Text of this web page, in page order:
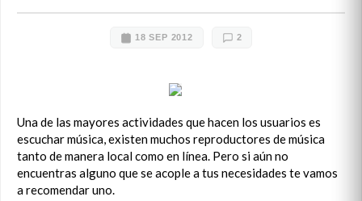
18 SEP 2012 2
Una de las mayores actividades que hacen los usuarios es
escuchar música, existen muchos reproductores de música
tanto de manera local como en línea. Pero si aún no
encuentras alguno que se acople a tus necesidades te vamos
a recomendar uno.